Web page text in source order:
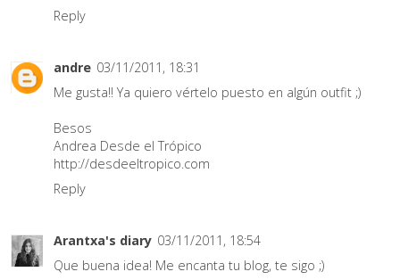
Reply
andre 03/11/2011, 18:31
Me gusta!! Ya quiero vértelo puesto en algún outfit ;)
Besos
Andrea Desde el Trópico
http://desdeeltropico.com
Reply
Arantxa's diary 03/11/2011, 18:54
Que buena idea! Me encanta tu blog, te sigo ;)